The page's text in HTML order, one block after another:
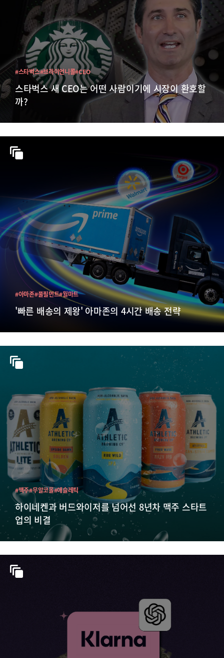
스타벅스 새 CEO는 어떤 사람이기에 시장이 환호할
까?
#스타벅스#브라이언니콜#CEO
'빠른 배송의 제왕' 아마존의 4시간 배송 전략
#아마존#풀필먼트#월마트
하이네켄과 버드와이저를 넘어선 8년차 맥주 스타트
업의 비결
#맥주#무알코올#애슬레틱